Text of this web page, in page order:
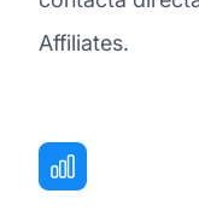
Affiliates.